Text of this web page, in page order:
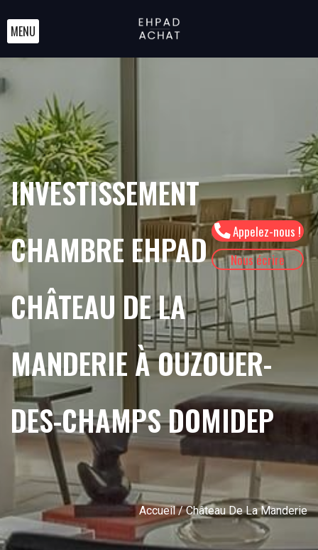
Appelez-nous !
Nous écrire
MENU
INVESTISSEMENT
CHAMBRE EHPAD
CHÂTEAU DE LA
MANDERIE À OUZOUER-
DES-CHAMPS DOMIDEP
Accueil/ Château De La Manderie